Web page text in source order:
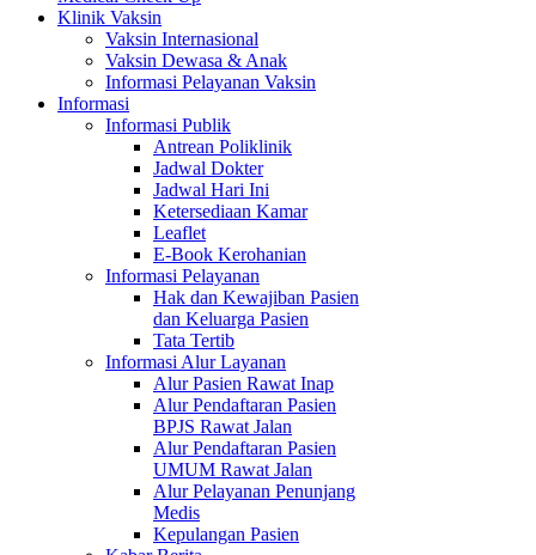
Klinik Vaksin
Vaksin Internasional
Vaksin Dewasa & Anak
Informasi Pelayanan Vaksin
Informasi
Informasi Publik
Antrean Poliklinik
Jadwal Dokter
Jadwal Hari Ini
Ketersediaan Kamar
Leaflet
E-Book Kerohanian
Informasi Pelayanan
Hak dan Kewajiban Pasien
dan Keluarga Pasien
Tata Tertib
Informasi Alur Layanan
Alur Pasien Rawat Inap
Alur Pendaftaran Pasien
BPJS Rawat Jalan
Alur Pendaftaran Pasien
UMUM Rawat Jalan
Alur Pelayanan Penunjang
Medis
Kepulangan Pasien